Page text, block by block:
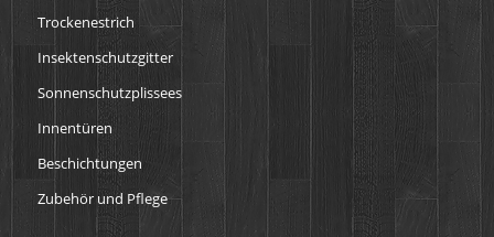
Trockenestrich
Insektenschutzgitter
Sonnenschutzplissees
Innentüren
Beschichtungen
Zubehör und Pflege